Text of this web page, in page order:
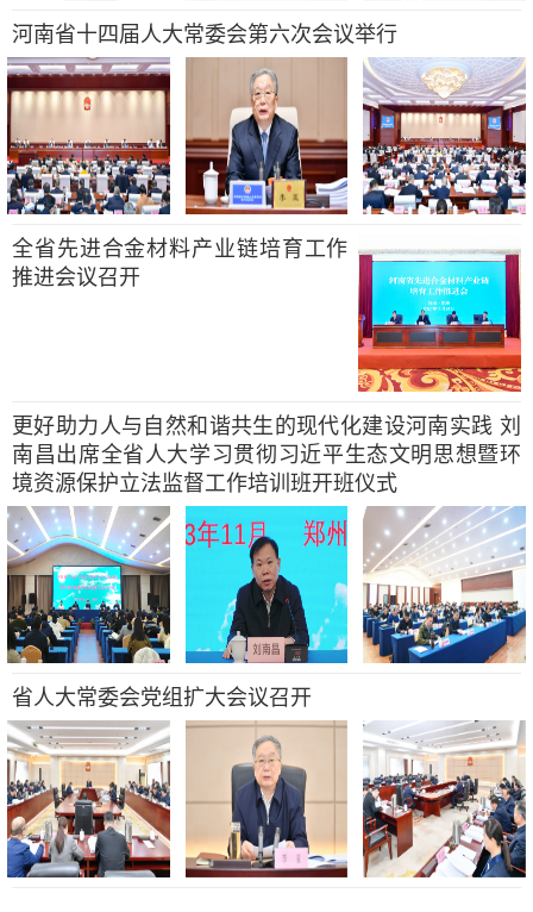
河南省十四届人大常委会第六次会议举行
全省先进合金材料产业链培育工作
推进会议召开
更好助力人与自然和谐共生的现代化建设河南实践 刘
南昌出席全省人大学习贯彻习近平生态文明思想暨环
境资源保护立法监督工作培训班开班仪式
省人大常委会党组扩大会议召开